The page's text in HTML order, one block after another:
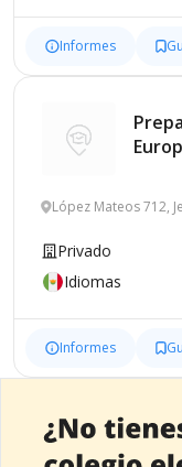
Informes
López Mateos 712,
Privado
Idiomas
Informes